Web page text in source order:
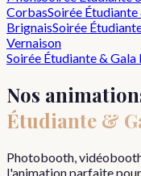
CorbasSoirée Étudiante
BrignaisSoirée
Vernaison
Soirée Étudiante & Gala
Nos
Étudiante &
Photobooth,
l'animation parfaite